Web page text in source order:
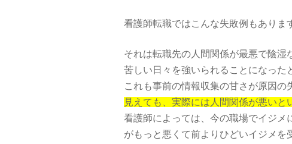
看護師転職ではこんな失敗例もありま
それは転職先の人間関係が最悪で陰湿
苦しい日々を強いられることになった
これも事前の情報収集の甘さが原因の
見えても、実際には人間関係が悪いと
看護師によっては、今の職場でイジメ
がもっと悪くて前よりひどいイジメを